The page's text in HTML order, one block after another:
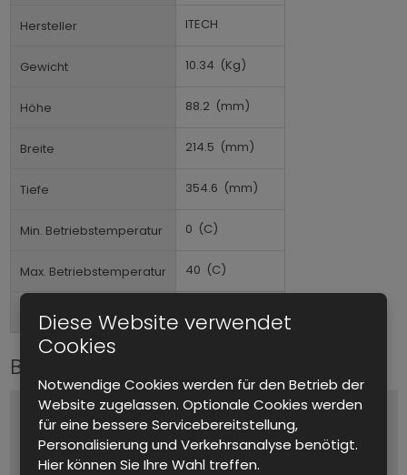
Hersteller ITECH
Gewicht 10.34 (Kg)
Höhe 88.2 (mm)
Breite 214.5 (mm)
Tiefe 354.6 (mm)
Min. Betriebstemperatur 0 (C)
Max. Betriebstemperatur 40 (C)
Formfaktor
Bitte kontaktieren Sie uns
Name und Vorname*
Diese Website verwendet
Cookies
Notwendige Cookies werden für den Betrieb der
Website zugelassen. Optionale Cookies werden
für eine bessere Servicebereitstellung,
Personalisierung und Verkehrsanalyse benötigt.
Hier können Sie Ihre Wahl treffen.